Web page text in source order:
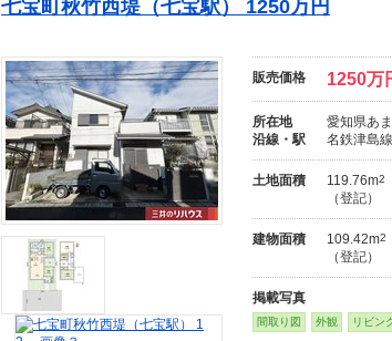
七宝町秋竹西堤（七宝駅） 1250万円
販売価格 1250万
所在地
愛知県あ
沿線・駅
名鉄津島
土地面積 119.76m2
（登記）
建物面積 109.42m2
（登記）
掲載写真
間取り図 外観 リビン